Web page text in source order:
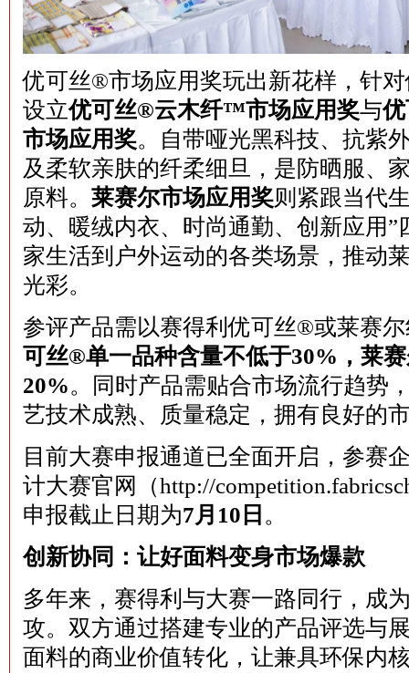
优可丝®市场应用奖玩出新花样，针
设立优可丝®云木纤™市场应用奖与
市场应用奖。自带哑光黑科技、抗紫
及柔软亲肤的纤柔细旦，是防晒服、
原料。 莱赛尔市场应用奖则紧跟当代
动、暖绒内衣、时尚通勤、创新应用
家生活到户外运动的各类场景，推动
光彩。
参评产品需以赛得利优可丝®️或莱赛
可丝®单一品种含量不低于30%，莱
20%。同时产品需贴合市场流行趋势
艺技术成熟、质量稳定，拥有良好的
目前大赛申报通道已全面开启，参赛
计大赛官网（http://
申报截止日期为7月10日 。
创新协同：让好面料变身市场爆款
多年来，赛得利与大赛一路同行，成
攻。双方通过搭建专业的产品评选与
面料的商业价值转化，让兼具环保内